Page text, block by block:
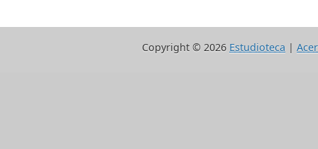
Copyright © 2026 Estudioteca |